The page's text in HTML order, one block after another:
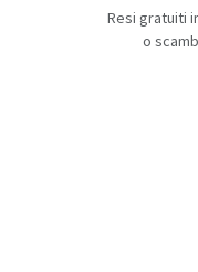
Resi gratuiti
o